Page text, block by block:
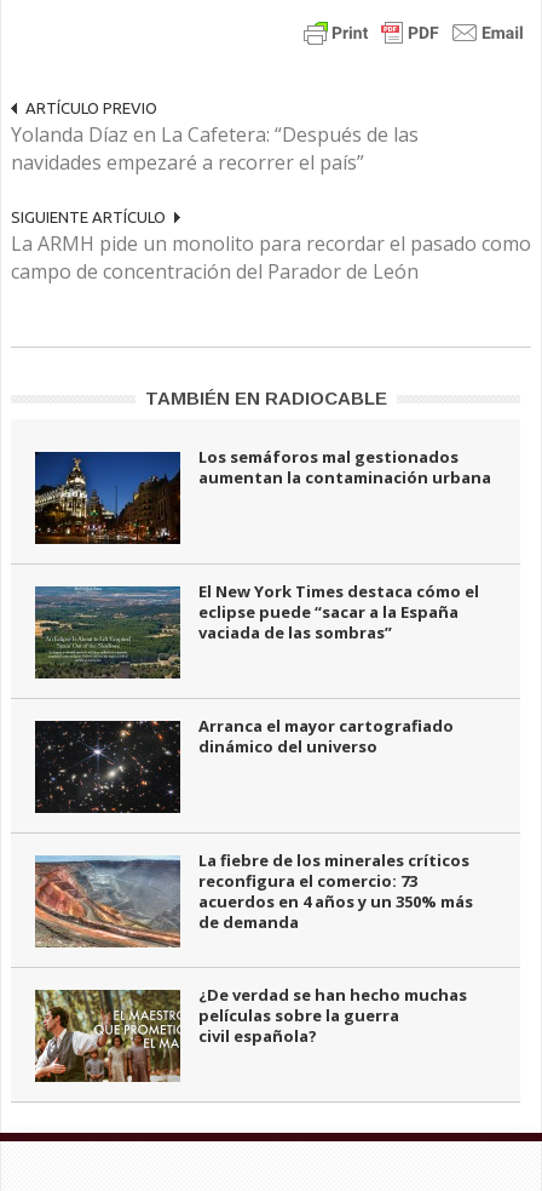
ARTÍCULO PREVIO
Yolanda Díaz en La Cafetera: “Después de las
navidades empezaré a recorrer el país”
SIGUIENTE ARTÍCULO
La ARMH pide un monolito para recordar el pasado como
campo de concentración del Parador de León
TAMBIÉN EN RADIOCABLE
Los semáforos mal gestionados
aumentan la contaminación urbana
El New York Times destaca cómo el
eclipse puede “sacar a la España
vaciada de las sombras”
Arranca el mayor cartografiado
dinámico del universo
La fiebre de los minerales críticos
reconfigura el comercio: 73
acuerdos en 4 años y un 350% más
de demanda
¿De verdad se han hecho muchas
películas sobre la guerra
civil española?